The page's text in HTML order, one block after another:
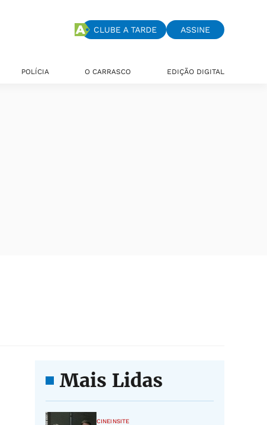
CLUBE A TARDE ASSINE
POLÍCIA O CARRASCO EDIÇÃO DIGITAL
Mais Lidas
CINEINSITE